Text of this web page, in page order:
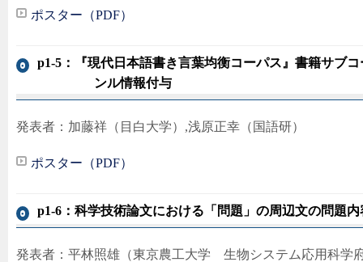
ポスター（PDF）
p1-5：『現代日本語書き言葉均衡コーパス』書籍サブ
ンル情報付与
発表者：加藤祥（目白大学）,浅原正幸（国語研）
ポスター（PDF）
p1-6：科学技術論文における「問題」の周辺文の問題
発表者：平林照雄（東京農工大学 生物システム応用科学